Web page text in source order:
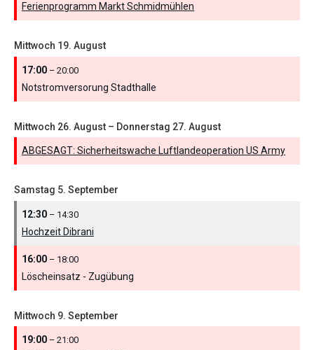
Ferienprogramm Markt Schmidmühlen
Mittwoch 19. August
17:00 – 20:00
Notstromversorung Stadthalle
Mittwoch 26. August – Donnerstag 27. August
ABGESAGT: Sicherheitswache Luftlandeoperation US Army
Samstag 5. September
12:30 – 14:30
Hochzeit Dibrani
16:00 – 18:00
Löscheinsatz - Zugübung
Mittwoch 9. September
19:00 – 21:00